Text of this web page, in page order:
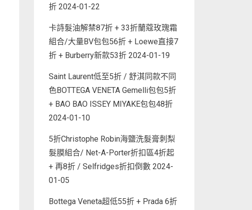
折 2024-01-22
卡詩髮油解禁87折 + 33折蘭蔻玫瑰霜
組合/大量BV包包56折 + Loewe直接7
折 + Burberry新款53折 2024-01-19
Saint Laurent低至5折 / 舒淇同款不同
色BOTTEGA VENETA Gemelli包包5折
+ BAO BAO ISSEY MIYAKE包包48折
2024-01-10
5折Christophe Robin海鹽洗髮膏刺梨
髮膜組合/ Net-A-Porter折扣區4折起
+ 再8折 / Selfridges折扣倒數 2024-
01-05
Bottega Veneta超低55折 + Prada 6折